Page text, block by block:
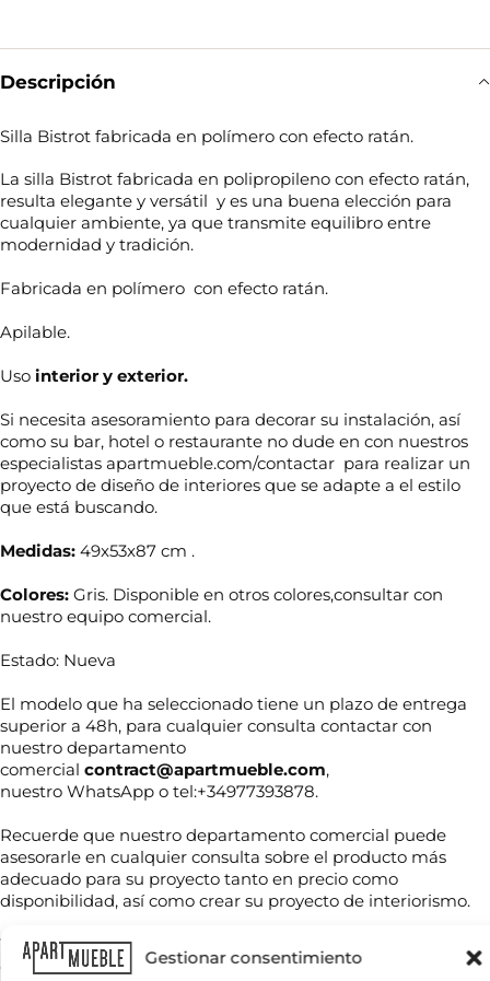
Gestionar consentimiento
Descripción
Silla Bistrot fabricada en polímero con efecto ratán.
La silla Bistrot fabricada en polipropileno con efecto ratán,
resulta elegante y versátil y es una buena elección para
cualquier ambiente, ya que transmite equilibro entre
modernidad y tradición.
Fabricada en polímero con efecto ratán.
Apilable.
Uso interior y exterior.
Si necesita asesoramiento para decorar su instalación, así
como su bar, hotel o restaurante no dude en con nuestros
especialistas apartmueble.com/contactar para realizar un
proyecto de diseño de interiores que se adapte a el estilo
que está buscando.
Medidas: 49x53x87 cm .
Colores: Gris. Disponible en otros colores,consultar con
nuestro equipo comercial.
Estado: Nueva
El modelo que ha seleccionado tiene un plazo de entrega
superior a 48h, para cualquier consulta contactar con
nuestro departamento
comercial contract@apartmueble.com,
nuestro WhatsApp o tel:+34977393878.
Recuerde que nuestro departamento comercial puede
asesorarle en cualquier consulta sobre el producto más
adecuado para su proyecto tanto en precio como
disponibilidad, así como crear su proyecto de interiorismo.
Tenemos mucha variedad en producto de hostelería tanto
de importación como nacional, por compra unitaria o de
N
o
b
r
e
*
T
e
l
o
n
C
o